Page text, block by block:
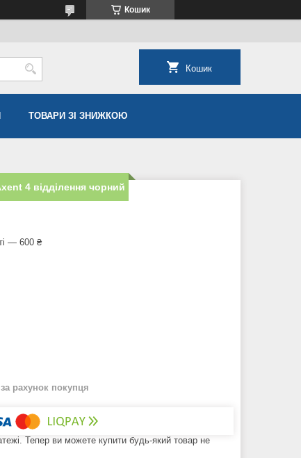
Кошик
Кошик
ТОВАРИ ЗІ ЗНИЖКОЮ
4 відділення чорний
— 600 ₴
за рахунок покупця
Тепер ви можете купити будь-який товар не